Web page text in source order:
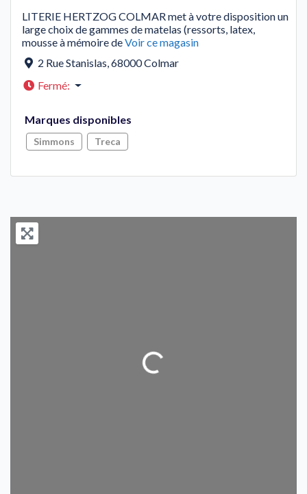
LITERIE HERTZOG COLMAR met à votre disposition un
large choix de gammes de matelas (ressorts, latex,
mousse à mémoire deVoir ce magasin
2 Rue Stanislas,68000Colmar
Fermé:
Marques disponibles
Simmons Treca
Loading...